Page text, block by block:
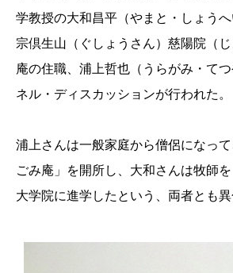
学教授の大和昌平（やまと・しょう
宗倶生山（ぐしょうさん）慈陽院（
庵の住職、浦上哲也（うらがみ・て
ネル・ディスカッションが行われた。
浦上さんは一般家庭から僧侶になっ
ごみ庵」を開所し、大和さんは牧師
大学院に進学したという、両者とも異